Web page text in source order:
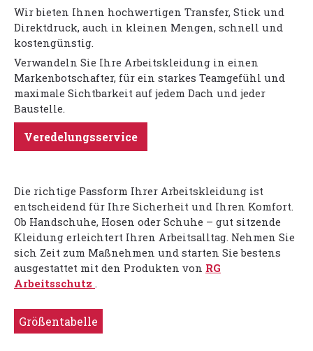
Wir bieten Ihnen hochwertigen Transfer, Stick und
Direktdruck, auch in kleinen Mengen, schnell und
kostengünstig.
Verwandeln Sie Ihre Arbeitskleidung in einen
Markenbotschafter, für ein starkes Teamgefühl und
maximale Sichtbarkeit auf jedem Dach und jeder
Baustelle.
Veredelungsservice
Die richtige Passform Ihrer Arbeitskleidung ist
entscheidend für Ihre Sicherheit und Ihren Komfort.
Ob Handschuhe, Hosen oder Schuhe – gut sitzende
Kleidung erleichtert Ihren Arbeitsalltag. Nehmen Sie
sich Zeit zum Maßnehmen und starten Sie bestens
ausgestattet mit den Produkten von RG
Arbeitsschutz .
Größentabelle